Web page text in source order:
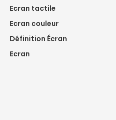
Ecran tactile
Ecran couleur
Définition Écran
Ecran